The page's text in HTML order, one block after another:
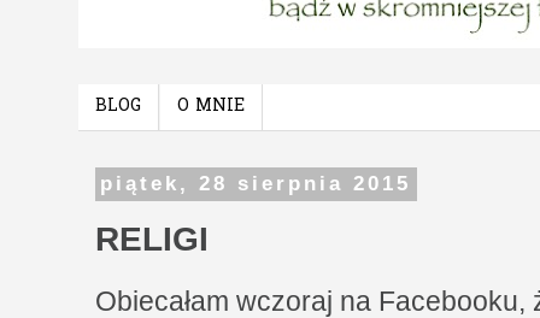
BLOG O MNIE
piątek, 28 sierpnia 2015
RELIGI
Obiecałam wczoraj na